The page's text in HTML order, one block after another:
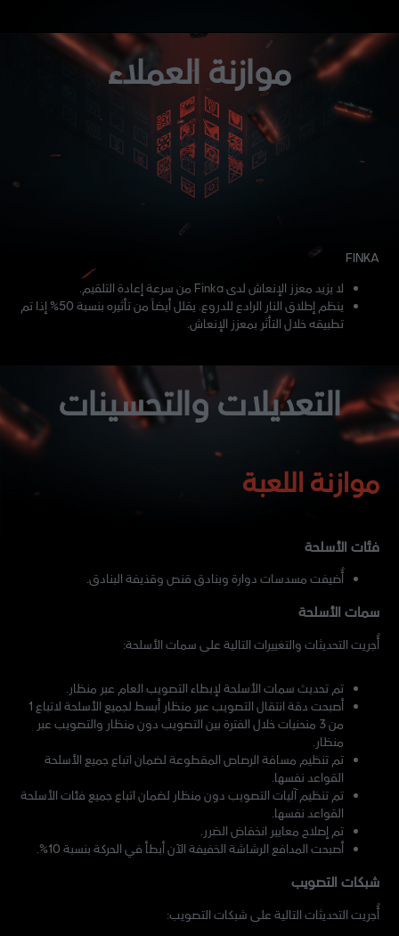
موازنة العملاء
FINKA
لا يزيد معزز الإنعاش لدى Finka من سرعة إعادة التلقيم.
ينظم إطلاق النار الرادع للدروع. يقلل أيضاً من تأثيره بنسبة 50% إذا تم
تطبيقه خلال التأثر بمعزز الإنعاش.
التعديلات والتحسينات
موازنة اللعبة
فئات الأسلحة
أُضيفت مسدسات دوارة وبنادق قنص وقذيفة البنادق.
سمات الأسلحة
أُجريت التحديثات والتغييرات التالية على سمات الأسلحة:
تم تحديث سمات الأسلحة لإبطاء التصويب العام عبر منظار.
أصبحت دقة انتقال التصويب عبر منظار أبسط لجميع الأسلحة لاتباع 1
من 3 منحنيات خلال الفترة بين التصويب دون منظار والتصويب عبر
منظار.
تم تنظيم مسافة الرصاص المقطوعة لضمان اتباع جميع الأسلحة
القواعد نفسها.
تم تنظيم آليات التصويب دون منظار لضمان اتباع جميع فئات الأسلحة
القواعد نفسها.
تم إصلاح معايير انخفاض الضرر.
أصبحت المدافع الرشاشة الخفيفة الآن أبطأ في الحركة بنسبة 10%.
شبكات التصويب
أُجريت التحديثات التالية على شبكات التصويب: